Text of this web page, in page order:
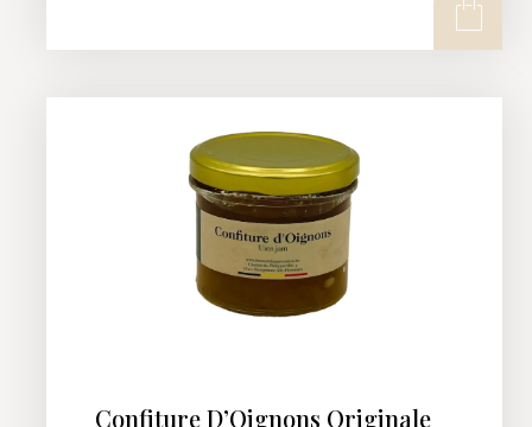
Confiture D’Oignons Originale